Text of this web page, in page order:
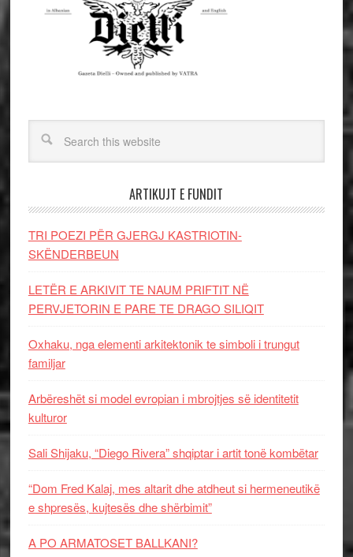
ARTIKUJT E FUNDIT
TRI POEZI PËR GJERGJ KASTRIOTIN-
SKËNDERBEUN
LETËR E ARKIVIT TE NAUM PRIFTIT NË
PERVJETORIN E PARE TE DRAGO SILIQIT
Oxhaku, nga elementi arkitektonik te simboli i trungut
familjar
Arbëreshët si model evropian i mbrojtjes së identitetit
kulturor
Sali Shijaku, “Diego Rivera” shqiptar i artit tonë kombëtar
“Dom Fred Kalaj, mes altarit dhe atdheut si hermeneutikë
e shpresës, kujtesës dhe shërbimit”
A PO ARMATOSET BALLKANI?